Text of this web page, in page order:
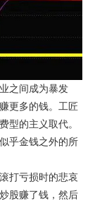
之间成为暴发
更多的钱。工匠
型的主义取代。
乎金钱之外的所
打亏损时的悲哀
股赚了钱，然后